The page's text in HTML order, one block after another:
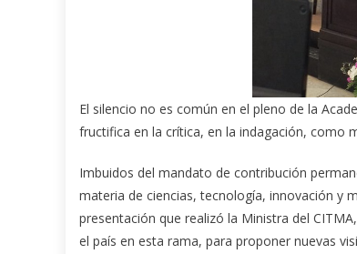
El silencio no es común en el pleno de la
fructifica en la crítica, en la indagación, como
Imbuidos del mandato de contribución
materia de ciencias, tecnología, innovación y
presentación que realizó la Ministra del
el país en esta rama, para proponer nuevas